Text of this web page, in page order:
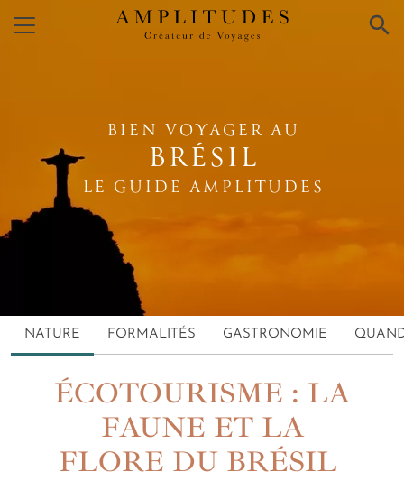
×
BIEN VOYAGER AU
BRÉSIL
LE GUIDE AMPLITUDES
NATURE FORMALITÉS GASTRONOMIE
ÉCOTOURISME : LA
FAUNE ET LA
FLORE DU BRÉSIL